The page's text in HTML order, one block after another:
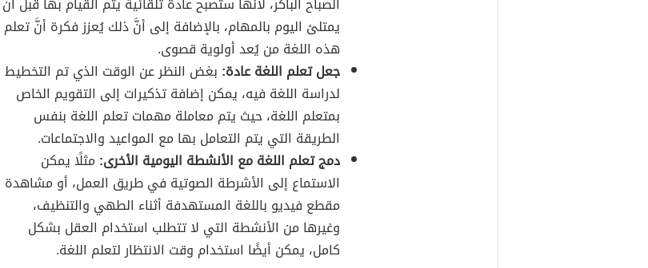
يمتلئ اليوم بالمهام، بالإضافة إلى أنَّ ذلك يُعزز فكرة أنَّ تعلم
هذه اللغة من يُعد أولوية قصوى.
جعل تعلم اللغة عادة: بغض النظر عن الوقت الذي تم التخطيط
لدراسة اللغة فيه، يمكن إضافة تذكيرات إلى التقويم الخاص
بمتعلم اللغة، حيث يتم معاملة مهمات تعلم اللغة بنفس
الطريقة التي يتم التعامل بها مع المواعيد والاجتماعات.
دمج تعلم اللغة مع الأنشطة اليومية الأخرى: مثلًا يمكن
الاستماع إلى الأشرطة الصوتية في طريق العمل، أو مشاهدة
مقطع فيديو باللغة المستهدفة أثناء الطهي والتنظيف،
وغيرها من الأنشطة التي لا تتطلب استخدام العقل بشكل
كامل، يمكن أيضًا استخدام وقت الانتظار لتعلم اللغة.